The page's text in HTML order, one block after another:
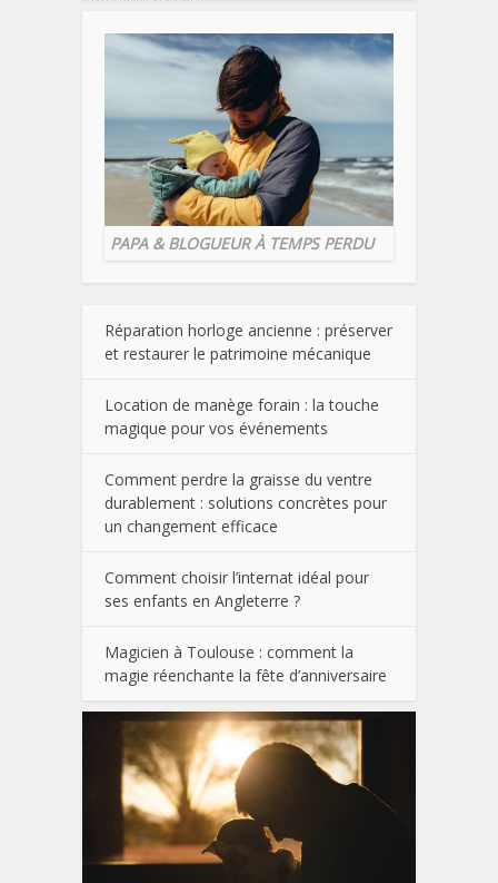
PAPA & BLOGUEUR À TEMPS PERDU
Réparation horloge ancienne : préserver
et restaurer le patrimoine mécanique
Location de manège forain : la touche
magique pour vos événements
Comment perdre la graisse du ventre
durablement : solutions concrètes pour
un changement efficace
Comment choisir l’internat idéal pour
ses enfants en Angleterre ?
Magicien à Toulouse : comment la
magie réenchante la fête d’anniversaire